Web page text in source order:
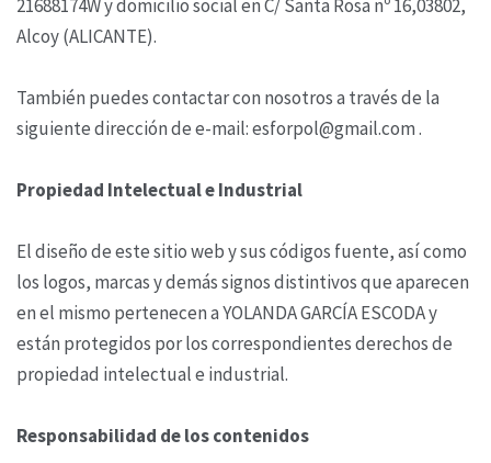
21688174W y domicilio social en C/ Santa Rosa nº 16,03802,
Alcoy (ALICANTE).
También puedes contactar con nosotros a través de la
siguiente dirección de e-mail: esforpol@gmail.com .
Propiedad Intelectual e Industrial
El diseño de este sitio web y sus códigos fuente, así como
los logos, marcas y demás signos distintivos que aparecen
en el mismo pertenecen a YOLANDA GARCÍA ESCODA y
están protegidos por los correspondientes derechos de
propiedad intelectual e industrial.
Responsabilidad de los contenidos